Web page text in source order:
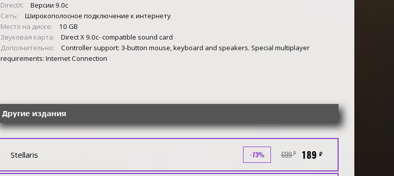
DirectX:
Версии 9.0c
Сеть:
Широкополосное подключение к интернету
Место на диске:
10 GB
Звуковая карта:
Direct X 9.0c- compatible sound card
Дополнительно:
Controller support: 3-button mouse, keyboard and speakers. Special multiplayer
requirements: Internet Connection
Другие издания
Stellaris -73% 699₽ 189 ₽